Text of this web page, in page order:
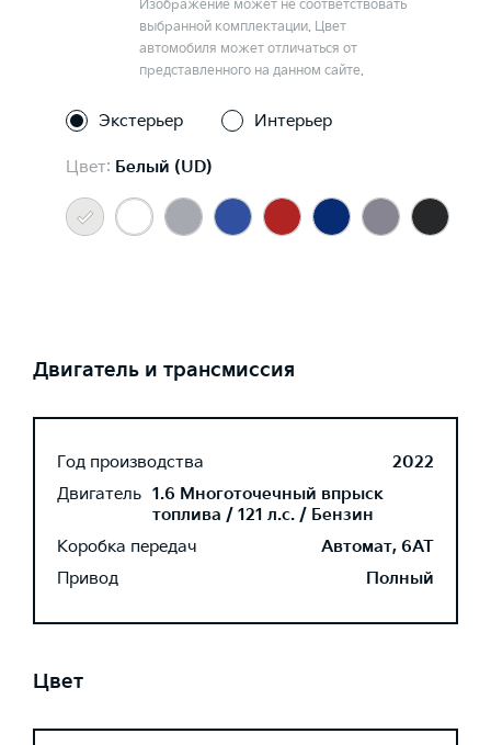
Изображение может не соответствовать
выбранной комплектации. Цвет
автомобиля может отличаться от
представленного на данном сайте.
Экстерьер Интерьер
Цвет: Белый (UD)
Двигатель и трансмиссия
Год производства
2022
Двигатель 1.6 Многоточечный впрыск
топлива / 121 л.с. / Бензин
Коробка передач
Автомат, 6AT
Привод
Полный
Цвет